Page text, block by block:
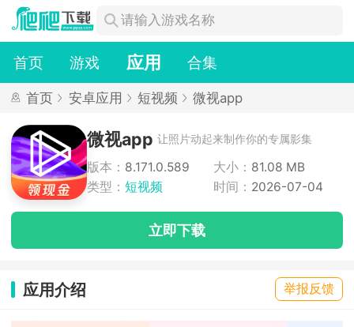
首页 游戏 应用 合集
首页 安卓应用 短视频 微视app
微视app 让照片动起来制作你的专属影集
版本： 8.171.0.589 大小： 81.08 MB
类型： 短视频 时间： 2026-07-04
立即下载
应用介绍 举报反馈